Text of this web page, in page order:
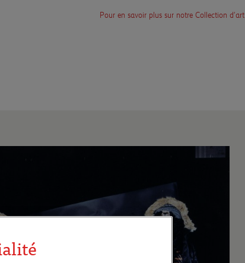
Pour en savoir plus sur notre Collection